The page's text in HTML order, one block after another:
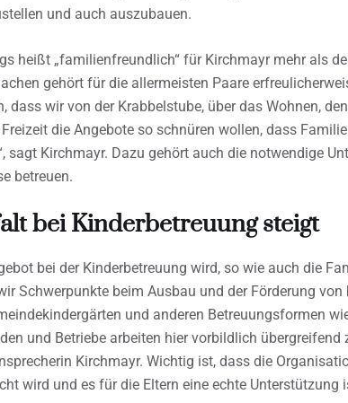
und auch auszubauen.
heißt „familienfreundlich“ für Kirchmayr mehr als
gehört für die allermeisten Paare
dass wir von der Krabbelstube, über das Wohnen,
die Angebote so schnüren wollen, dass
sagt Kirchmayr. Dazu gehört auch die notwendige
betreuen.
bei Kinderbetreuung steigt
bei der Kinderbetreuung wird, so wie auch die
Schwerpunkte beim Ausbau und der Förderung
und anderen Betreuungsformen
und Betriebe arbeiten hier vorbildlich übergreifend
Kirchmayr. Wichtig ist, dass die
wird und es für die Eltern eine echte Unterstützung